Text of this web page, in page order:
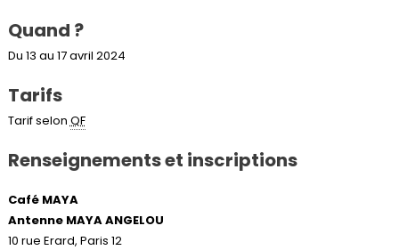
Quand ?
Du 13 au 17 avril 2024
Tarifs
Tarif selon QF
Renseignements et inscriptions
Café MAYA
Antenne MAYA ANGELOU
10 rue Erard, Paris 12